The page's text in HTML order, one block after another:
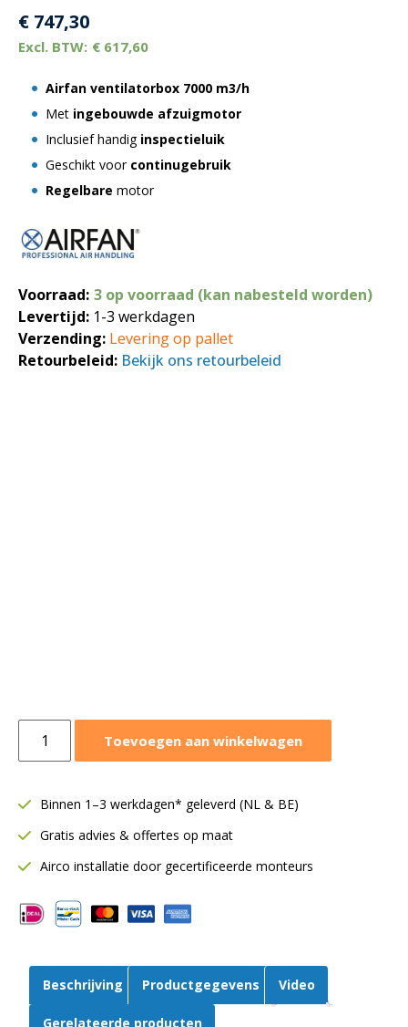
€ 747,30
€ 617,60
Airfan ventilatorbox 7000 m3/h
Met ingebouwde afzuigmotor
Inclusief handiginspectieluik
Geschikt voor continugebruik
Regelbare motor
Voorraad: 3 op voorraad (kan nabesteld worden)
Levertijd: 1-3 werkdagen
Verzending: Levering op pallet
Retourbeleid: Bekijk ons retourbeleid
ventilatorbox
m3/h
Inspectieluik
|
12-
1100
Toevoegen aan winkelwagen
Binnen 1–3 werkdagen* geleverd (NL & BE)
Gratis advies & offertes op maat
Airco installatie door gecertificeerde monteurs
Beschrijving Productgegevens Video
Gerelateerde producten